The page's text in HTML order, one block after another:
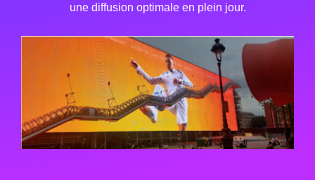
une diffusion optimale en plein jour.